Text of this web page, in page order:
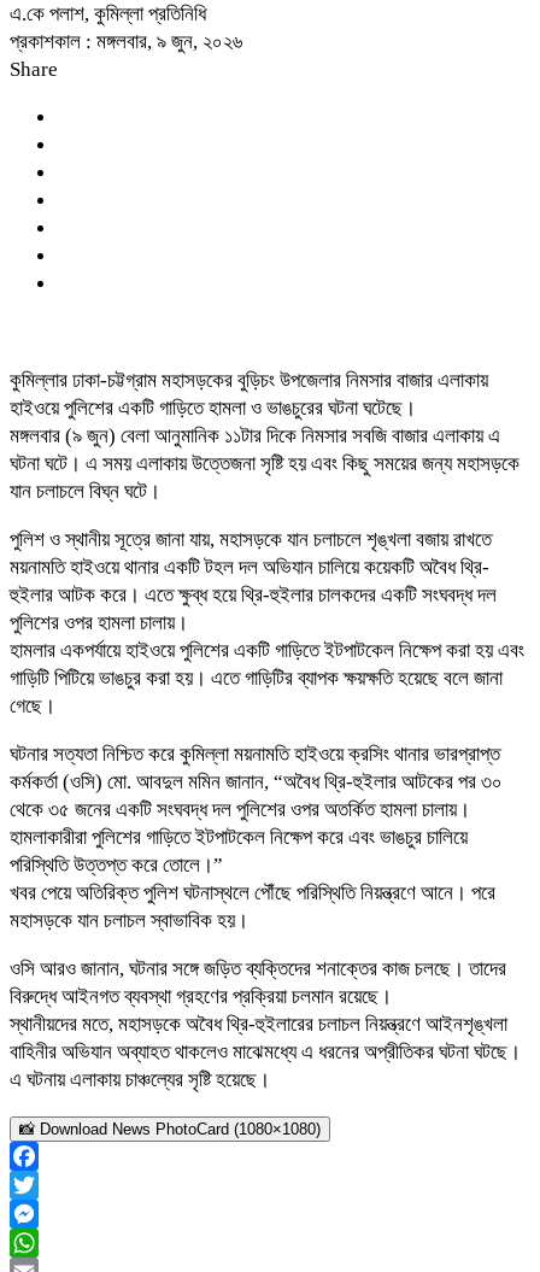
এ.কে পলাশ, কুমিল্লা প্রতিনিধি
প্রকাশকাল : মঙ্গলবার, ৯ জুন, ২০২৬
Share
কুমিল্লার ঢাকা-চট্টগ্রাম মহাসড়কের বুড়িচং উপজেলার নিমসার বাজার এলাকায়
হাইওয়ে পুলিশের একটি গাড়িতে হামলা ও ভাঙচুরের ঘটনা ঘটেছে।
মঙ্গলবার (৯ জুন) বেলা আনুমানিক ১১টার দিকে নিমসার সবজি বাজার এলাকায় এ
ঘটনা ঘটে। এ সময় এলাকায় উত্তেজনা সৃষ্টি হয় এবং কিছু সময়ের জন্য মহাসড়কে
যান চলাচলে বিঘ্ন ঘটে।
পুলিশ ও স্থানীয় সূত্রে জানা যায়, মহাসড়কে যান চলাচলে শৃঙ্খলা বজায় রাখতে
ময়নামতি হাইওয়ে থানার একটি টহল দল অভিযান চালিয়ে কয়েকটি অবৈধ থ্রি-
হুইলার আটক করে। এতে ক্ষুব্ধ হয়ে থ্রি-হুইলার চালকদের একটি সংঘবদ্ধ দল
পুলিশের ওপর হামলা চালায়।
হামলার একপর্যায়ে হাইওয়ে পুলিশের একটি গাড়িতে ইটপাটকেল নিক্ষেপ করা হয় এবং
গাড়িটি পিটিয়ে ভাঙচুর করা হয়। এতে গাড়িটির ব্যাপক ক্ষয়ক্ষতি হয়েছে বলে জানা
গেছে।
ঘটনার সত্যতা নিশ্চিত করে কুমিল্লা ময়নামতি হাইওয়ে ক্রসিং থানার ভারপ্রাপ্ত
কর্মকর্তা (ওসি) মো. আবদুল মমিন জানান, “অবৈধ থ্রি-হুইলার আটকের পর ৩০
থেকে ৩৫ জনের একটি সংঘবদ্ধ দল পুলিশের ওপর অতর্কিত হামলা চালায়।
হামলাকারীরা পুলিশের গাড়িতে ইটপাটকেল নিক্ষেপ করে এবং ভাঙচুর চালিয়ে
পরিস্থিতি উত্তপ্ত করে তোলে।”
খবর পেয়ে অতিরিক্ত পুলিশ ঘটনাস্থলে পৌঁছে পরিস্থিতি নিয়ন্ত্রণে আনে। পরে
মহাসড়কে যান চলাচল স্বাভাবিক হয়।
ওসি আরও জানান, ঘটনার সঙ্গে জড়িত ব্যক্তিদের শনাক্তের কাজ চলছে। তাদের
বিরুদ্ধে আইনগত ব্যবস্থা গ্রহণের প্রক্রিয়া চলমান রয়েছে।
স্থানীয়দের মতে, মহাসড়কে অবৈধ থ্রি-হুইলারের চলাচল নিয়ন্ত্রণে আইনশৃঙ্খলা
বাহিনীর অভিযান অব্যাহত থাকলেও মাঝেমধ্যে এ ধরনের অপ্রীতিকর ঘটনা ঘটছে।
এ ঘটনায় এলাকায় চাঞ্চল্যের সৃষ্টি হয়েছে।
📸 Download News PhotoCard (1080×1080)
Facebook
Twitter
Messenger